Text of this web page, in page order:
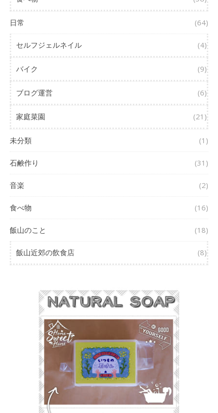
日常 (64)
セルフジェルネイル (4)
バイク (9)
ブログ運営 (6)
家庭菜園 (21)
未分類 (1)
石鹸作り (31)
音楽 (2)
食べ物 (16)
飯山のこと (18)
飯山近郊の飲食店 (8)